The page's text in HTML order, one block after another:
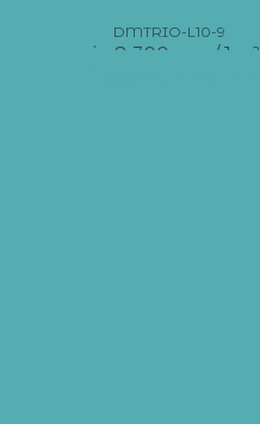
DMTRIO-L10-9
від 8 390
/ 1 м²